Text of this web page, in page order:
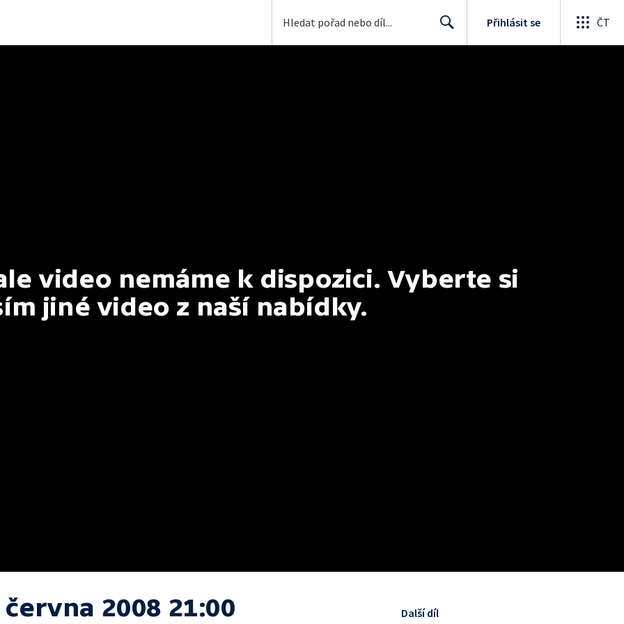
Přihlásit se ČT
video nemáme k dispozici. Vyberte si
jiné video z naší nabídky.
června 2008 21:00 Další díl